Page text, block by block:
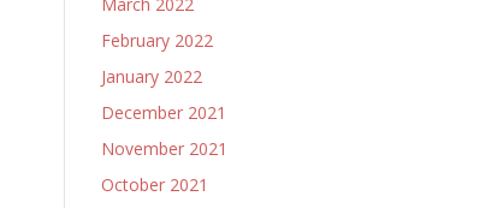
February 2022
January 2022
December 2021
November 2021
October 2021